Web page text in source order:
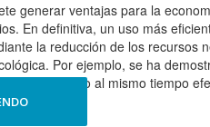
generar ventajas para la
En definitiva, un uso más
la reducción de los
Por ejemplo, se ha
generando al mismo tiempo